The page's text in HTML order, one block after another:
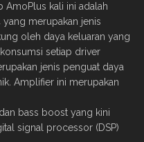
AmoPlus kali ini adalah
merupakan jenis
oleh daya keluaran yang
setiap driver
jenis penguat daya
. Amplifier ini merupakan
dan bass boost yang kini
signal processor (DSP)